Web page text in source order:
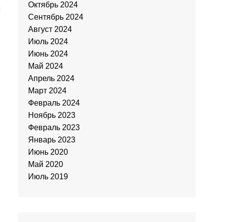
Октябрь 2024
Сентябрь 2024
Август 2024
Июль 2024
Июнь 2024
Май 2024
Апрель 2024
Март 2024
Февраль 2024
Ноябрь 2023
Февраль 2023
Январь 2023
Июнь 2020
Май 2020
Июль 2019